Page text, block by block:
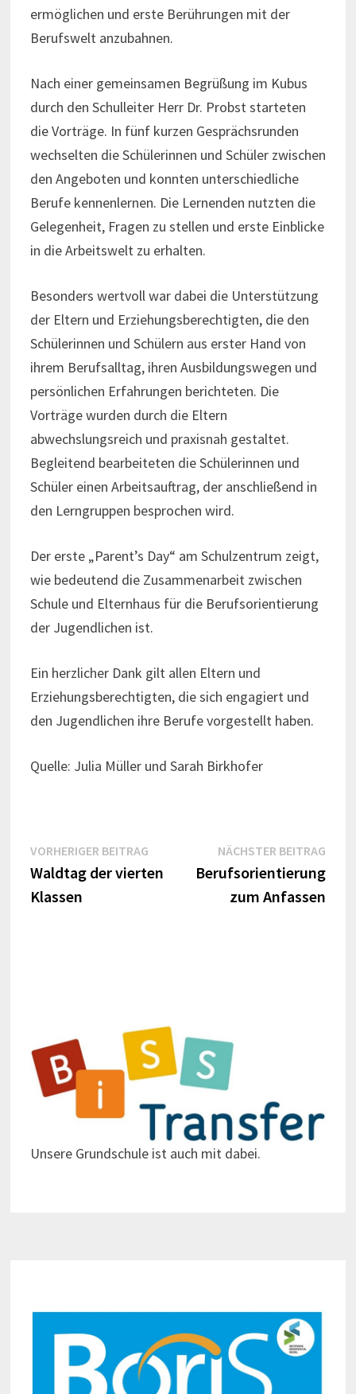
ermöglichen und erste Berührungen mit der
Berufswelt anzubahnen.
Nach einer gemeinsamen Begrüßung im Kubus
durch den Schulleiter Herr Dr. Probst starteten
die Vorträge. In fünf kurzen Gesprächsrunden
wechselten die Schülerinnen und Schüler zwischen
den Angeboten und konnten unterschiedliche
Berufe kennenlernen. Die Lernenden nutzten die
Gelegenheit, Fragen zu stellen und erste Einblicke
in die Arbeitswelt zu erhalten.
Besonders wertvoll war dabei die Unterstützung
der Eltern und Erziehungsberechtigten, die den
Schülerinnen und Schülern aus erster Hand von
ihrem Berufsalltag, ihren Ausbildungswegen und
persönlichen Erfahrungen berichteten. Die
Vorträge wurden durch die Eltern
abwechslungsreich und praxisnah gestaltet.
Begleitend bearbeiteten die Schülerinnen und
Schüler einen Arbeitsauftrag, der anschließend in
den Lerngruppen besprochen wird.
Der erste „Parent’s Day“ am Schulzentrum zeigt,
wie bedeutend die Zusammenarbeit zwischen
Schule und Elternhaus für die Berufsorientierung
der Jugendlichen ist.
Ein herzlicher Dank gilt allen Eltern und
Erziehungsberechtigten, die sich engagiert und
den Jugendlichen ihre Berufe vorgestellt haben.
Quelle: Julia Müller und Sarah Birkhofer
Beitrags-
Navigation
VORHERIGER BEITRAGVorheriger
Beitrag:
Waldtag der vierten
Klassen
NÄCHSTER BEITRAG
Berufsorientierung
zum Anfassen
Unsere Grundschule ist auch mit dabei.